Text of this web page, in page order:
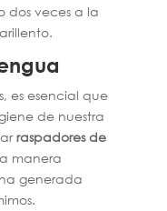
dos veces a la
es esencial que
de nuestra
raspadores de
manera
generada